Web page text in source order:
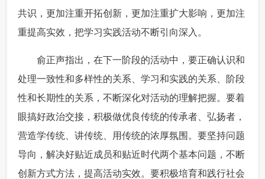
共识，更加注重开拓创新，更加注重扩大影响，更加注
重提高实效，把学习实践活动不断引向深入。
俞正声指出，在下一阶段的活动中，要正确认识和
处理一致性和多样性的关系、学习和实践的关系、阶段
性和长期性的关系，不断深化对活动的理解把握。要着
眼搞好政治交接，积极做优良传统的传承者、弘扬者，
营造学传统、讲传统、用传统的浓厚氛围。要坚持问题
导向，解决好贴近成员和贴近时代两个基本问题，不断
创新方式方法，提高活动实效。要积极培育和践行社会